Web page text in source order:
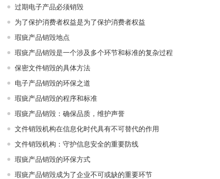
过期电子产品必须销毁
为了保护消费者权益是为了保护消费者权益
瑕疵产品销毁地点
瑕疵产品销毁是一个涉及多个环节和标准的复杂过程
保密文件销毁的具体方法
电子产品销毁的环保之道
瑕疵产品销毁的程序和标准
瑕疵产品销毁：确保品质，维护声誉
文件销毁机构在信息化时代具有不可替代的作用
文件销毁机构：守护信息安全的重要防线
瑕疵产品销毁的环保方式
瑕疵产品销毁成为了企业不可或缺的重要环节